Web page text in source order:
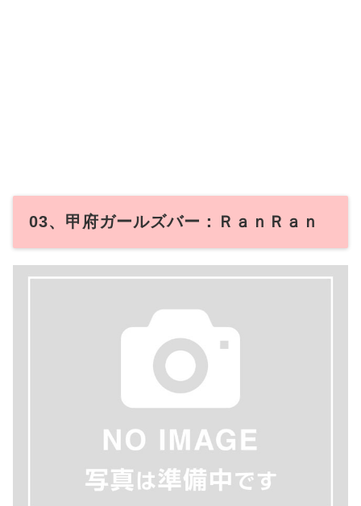
03、甲府ガールズバー：ＲａｎＲａｎ